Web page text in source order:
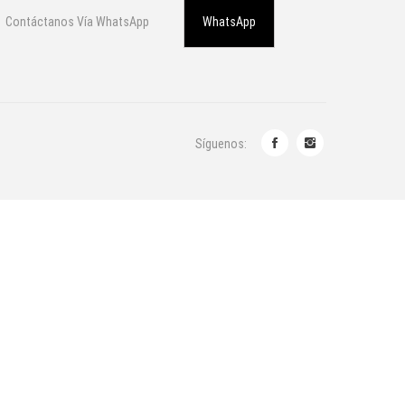
Contáctanos Vía WhatsApp WhatsApp
Síguenos: